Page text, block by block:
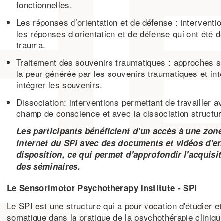
fonctionnelles.
Les réponses d’orientation et de défense :
les réponses d’orientation et de défense qui ont été
trauma.
Traitement des souvenirs traumatiques : approches
la peur générée par les souvenirs traumatiques et
intégrer les souvenirs.
Dissociation: interventions permettant de travailler
champ de conscience et avec la dissociation
Les participants bénéficient d'un accès à une
internet du SPI avec des documents et vidéos
disposition, ce qui permet d'approfondir
des séminaires.
Le Sensorimotor Psychotherapy Institute - SPI
Le SPI est une structure qui a pour vocation d'étudier
somatique dans la pratique de la psychothérapie